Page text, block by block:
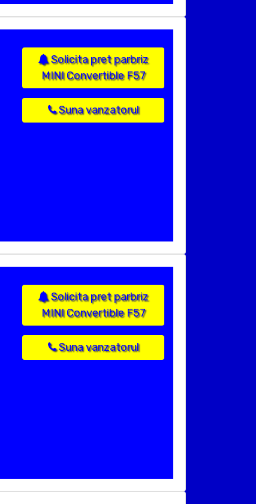
Solicita pret parbriz
MINI Convertible F57
Suna vanzatorul
Solicita pret parbriz
MINI Convertible F57
Suna vanzatorul